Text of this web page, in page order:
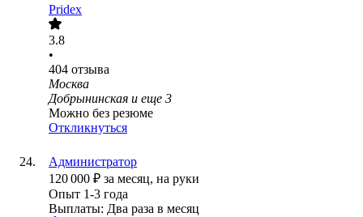
Pridex
3.8
•
404 отзыва
Москва
Добрынинская и еще 3
Можно без резюме
Откликнуться
Администратор
120 000 ₽ за месяц, на руки
Опыт 1-3 года
Выплаты: Два раза в месяц